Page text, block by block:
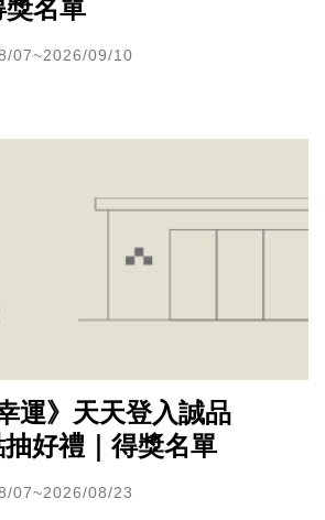
獎名單
07~2026/09/10
運》天天登入誠品
好禮｜得獎名單
07~2026/08/23